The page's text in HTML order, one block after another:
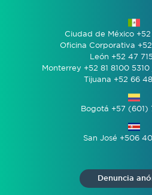
Ciudad de México +52
Oficina Corporativa
León +52 47
Monterrey +52 81 8100
Tijuana +52 66
Bogotá +57 (601)
San José +506
Denuncia